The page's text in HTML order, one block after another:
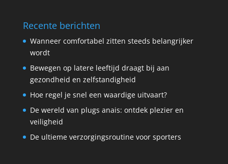
Recente berichten
Wanneer comfortabel zitten steeds belangrijker
wordt
Bewegen op latere leeftijd draagt bij aan
gezondheid en zelfstandigheid
Hoe regel je snel een waardige uitvaart?
De wereld van plugs anais: ontdek plezier en
veiligheid
De ultieme verzorgingsroutine voor sporters